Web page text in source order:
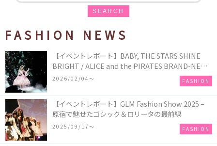
SEARCH
FASHION NEWS
【イベントレポート】BABY, THE STARS SHINE
BRIGHT / ALICE and the PIRATES BRAND-NEW
COLLECTION in TOKYO
2026/02/04〜 FASHION
【イベントレポート】GLM Fashion Show 2025 –
原宿で魅せたゴシック＆ロリータの最前線
2025/09/17〜 FASHION